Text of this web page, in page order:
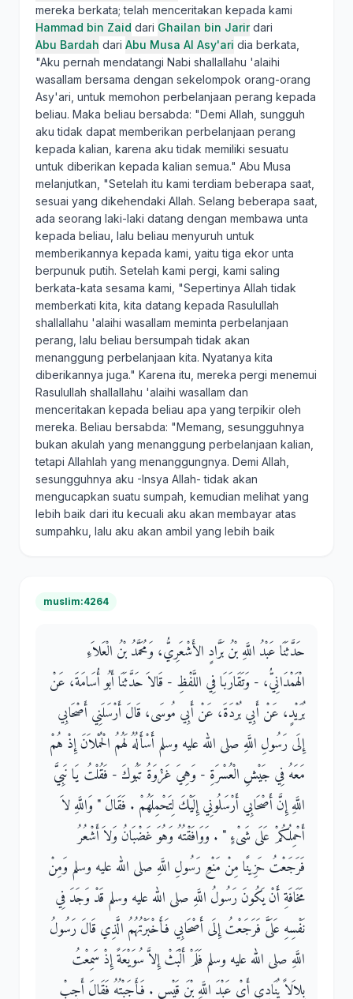
mereka berkata; telah menceritakan kepada kami
Hammad bin Zaid dari Ghailan bin Jarirdari
Abu Bardah dari Abu Musa Al Asy'ari dia berkata,
"Aku pernah mendatangi Nabi shallallahu 'alaihi
wasallam bersama dengan sekelompok orang-orang
Asy'ari, untuk memohon perbelanjaan perang kepada
beliau. Maka beliau bersabda: "Demi Allah, sungguh
aku tidak dapat memberikan perbelanjaan perang
kepada kalian, karena aku tidak memiliki sesuatu
untuk diberikan kepada kalian semua." Abu Musa
melanjutkan, "Setelah itu kami terdiam beberapa saat,
sesuai yang dikehendaki Allah. Selang beberapa saat,
ada seorang laki-laki datang dengan membawa unta
kepada beliau, lalu beliau menyuruh untuk
memberikannya kepada kami, yaitu tiga ekor unta
berpunuk putih. Setelah kami pergi, kami saling
berkata-kata sesama kami, "Sepertinya Allah tidak
memberkati kita, kita datang kepada Rasulullah
shallallahu 'alaihi wasallam meminta perbelanjaan
perang, lalu beliau bersumpah tidak akan
menanggung perbelanjaan kita. Nyatanya kita
diberikannya juga." Karena itu, mereka pergi menemui
Rasulullah shallallahu 'alaihi wasallam dan
menceritakan kepada beliau apa yang terpikir oleh
mereka. Beliau bersabda: "Memang, sesungguhnya
bukan akulah yang menanggung perbelanjaan kalian,
tetapi Allahlah yang menanggungnya. Demi Allah,
sesungguhnya aku -Insya Allah- tidak akan
mengucapkan suatu sumpah, kemudian melihat yang
lebih baik dari itu kecuali aku akan membayar atas
sumpahku, lalu aku akan ambil yang lebih baik
muslim:4264
حَدَّثَنَا عَبْدُ اللَّهِ بْنُ بَرَّادٍ الأَشْعَرِيُّ، وَمُحَمَّدُ بْنُ الْعَلاَءِ
الْهَمْدَانِيُّ، - وَتَقَارَبَا فِي اللَّفْظِ - قَالاَ حَدَّثَنَا أَبُو أُسَامَةَ، عَنْ
بُرَيْدٍ، عَنْ أَبِي بُرْدَةَ، عَنْ أَبِي مُوسَى، قَالَ أَرْسَلَنِي أَصْحَابِي
إِلَى رَسُولِ اللَّهِ صلى الله عليه وسلم أَسْأَلُهُ لَهُمُ الْحُمْلاَنَ إِذْ هُمْ
مَعَهُ فِي جَيْشِ الْعُسْرَةِ - وَهِيَ غَزْوَةُ تَبُوكَ - فَقُلْتُ يَا نَبِيَّ
اللَّهِ إِنَّ أَصْحَابِي أَرْسَلُونِي إِلَيْكَ لِتَحْمِلَهُمْ ‏.‏ فَقَالَ ‏"‏ وَاللَّهِ لاَ
أَحْمِلُكُمْ عَلَى شَىْءٍ ‏"‏ ‏.‏ وَوَافَقْتُهُ وَهُوَ غَضْبَانُ وَلاَ أَشْعُرُ
فَرَجَعْتُ حَزِينًا مِنْ مَنْعِ رَسُولِ اللَّهِ صلى الله عليه وسلم وَمِنْ
مَخَافَةِ أَنْ يَكُونَ رَسُولُ اللَّهِ صلى الله عليه وسلم قَدْ وَجَدَ فِي
نَفْسِهِ عَلَىَّ فَرَجَعْتُ إِلَى أَصْحَابِي فَأَخْبَرْتُهُمُ الَّذِي قَالَ رَسُولُ
اللَّهِ صلى الله عليه وسلم فَلَمْ أَلْبَثْ إِلاَّ سُوَيْعَةً إِذْ سَمِعْتُ
بِلاَلاً يُنَادِي أَىْ عَبْدَ اللَّهِ بْنَ قَيْسٍ ‏.‏ فَأَجَبْتُهُ فَقَالَ أَجِبْ